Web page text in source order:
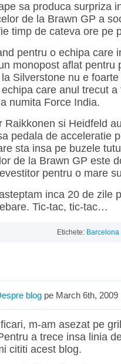
sa produca surpriza
de la Brawn GP a
timp de cateva ore pe
pentru o echipa care
monopost aflat pentru
Silverstone nu e
care anul trecut
numita Force India.
Raikkonen si Heidfeld
pedala de acceleratie
sta insa pe buzele
de la Brawn GP este
pentru o mare
inca 20 de zile
Tic-tac, tic-tac…
Etichete: Barcelona
blog pe March 6th, 2009
m-am asezat pe
a trece insa linia
cititi acest blog.